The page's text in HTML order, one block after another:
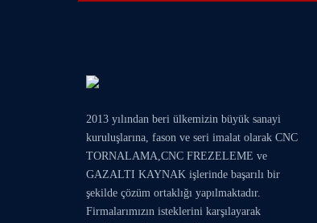
2013 yılından beri ülkemizin büyük sanayi
kuruluşlarına, fason ve seri imalat olarak CNC
TORNALAMA,CNC FREZELEME ve
GAZALTI KAYNAK işlerinde başarılı bir
şekilde çözüm ortaklığı yapılmaktadır.
Firmalarımızın isteklerini karşılayarak